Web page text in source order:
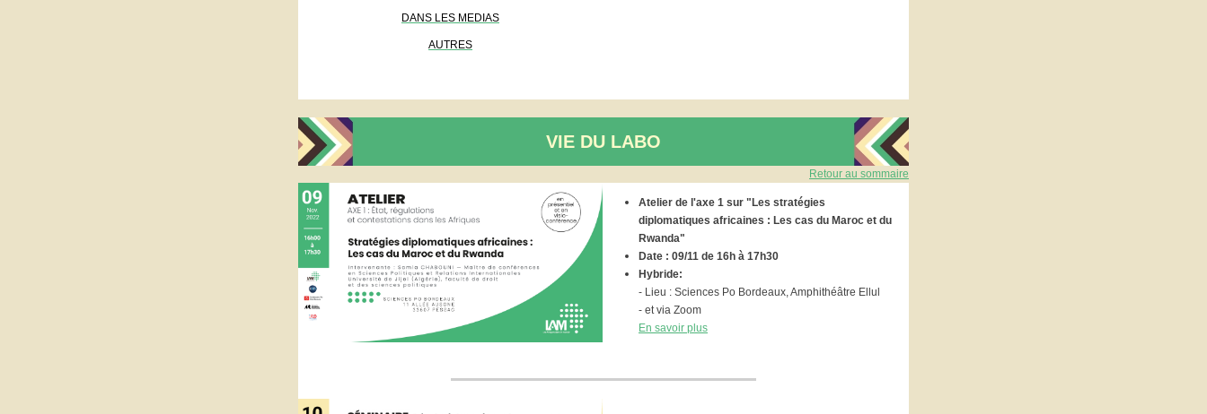
DANS LES MEDIAS
AUTRES
VIE DU LABO
Retour au sommaire
Atelier de l'axe 1 sur "Les stratégies
diplomatiques africaines : Les cas du Maroc et du
Rwanda"
Date : 09/11 de 16h à 17h30
Hybride:
- Lieu : Sciences Po Bordeaux, Amphithéâtre Ellul
- et via Zoom
En savoir plus